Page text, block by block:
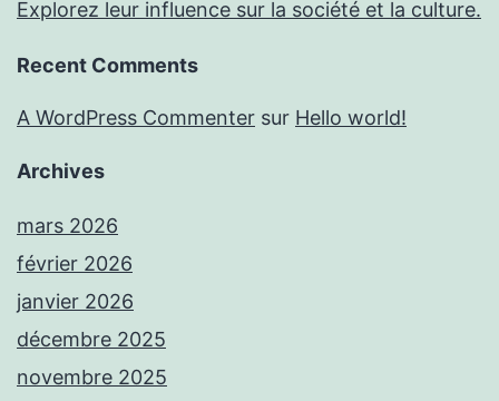
Explorez leur influence sur la société et la culture.
Recent Comments
A WordPress Commenter sur Hello world!
Archives
mars 2026
février 2026
janvier 2026
décembre 2025
novembre 2025